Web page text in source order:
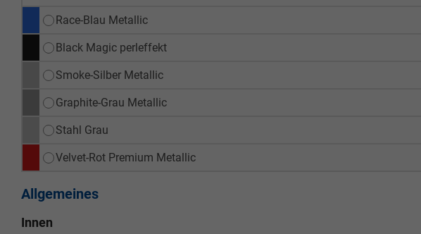
Race-Blau Metallic
Black Magic perleffekt
Smoke-Silber Metallic
Graphite-Grau Metallic
Stahl Grau
Velvet-Rot Premium Metallic
Allgemeines
Innen